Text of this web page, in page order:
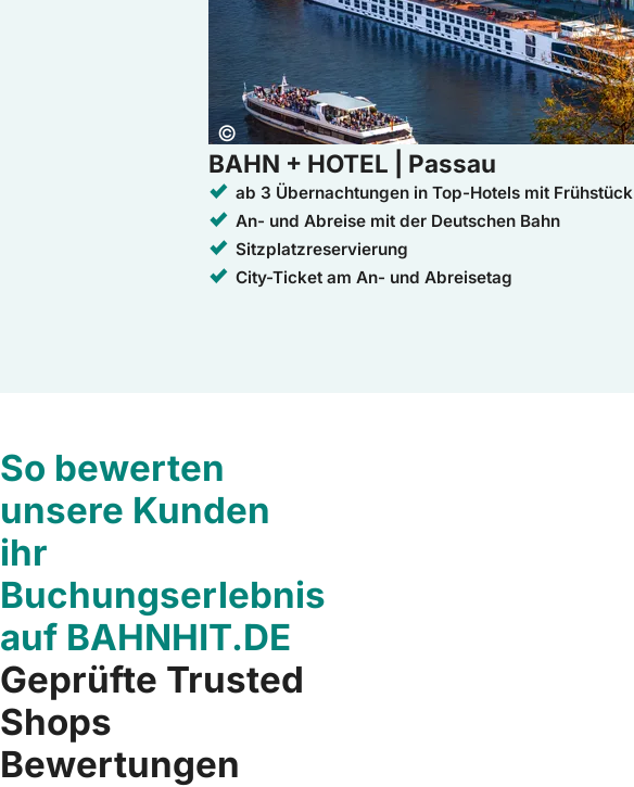
Copyright:
©
BAHN + HOTEL | Passau
ab 3 Übernachtungen in Top-Hotels mit Frühstück
An- und Abreise mit der Deutschen Bahn
Sitzplatzreservierung
City-Ticket am An- und Abreisetag
So bewerten
unsere Kunden
ihr
Buchungserlebnis
auf BAHNHIT.DE
Geprüfte Trusted
Shops
Bewertungen